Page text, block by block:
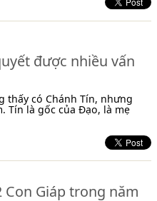
được nhiều vấn
thấy có Chánh Tín, nhưng
Tín là gốc của Đạo, là mẹ
Con Giáp trong năm